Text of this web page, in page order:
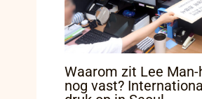
Waarom zit Lee
nog vast?